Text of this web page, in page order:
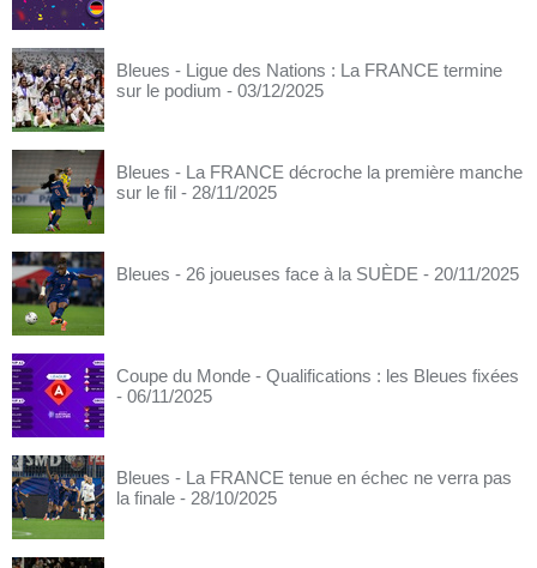
Bleues - Ligue des Nations : La FRANCE termine
sur le podium - 03/12/2025
Bleues - La FRANCE décroche la première manche
sur le fil - 28/11/2025
Bleues - 26 joueuses face à la SUÈDE - 20/11/2025
Coupe du Monde - Qualifications : les Bleues fixées
- 06/11/2025
Bleues - La FRANCE tenue en échec ne verra pas
la finale - 28/10/2025